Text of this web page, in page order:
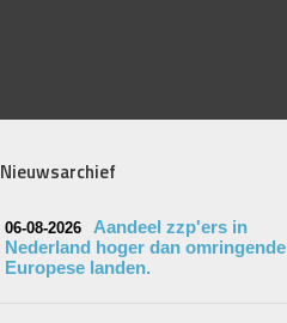
Nieuwsarchief
06-08-2026
Aandeel zzp'ers in
Nederland hoger dan omringende
Europese landen.